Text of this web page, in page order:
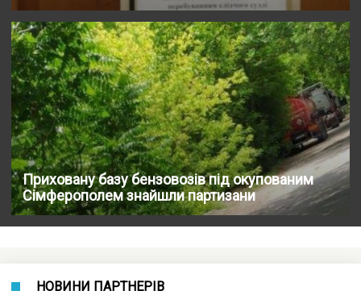
Приховану базу бензовозів під окупованим
Сімферополем знайшли партизани
НОВИНИ ПАРТНЕРІВ